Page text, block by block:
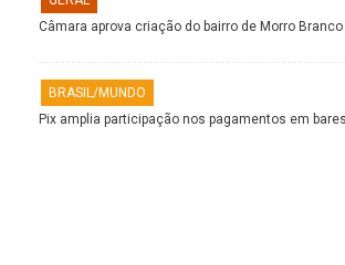
Câmara aprova criação do bairro de Morro Branco
BRASIL/MUNDO
Pix amplia participação nos pagamentos em